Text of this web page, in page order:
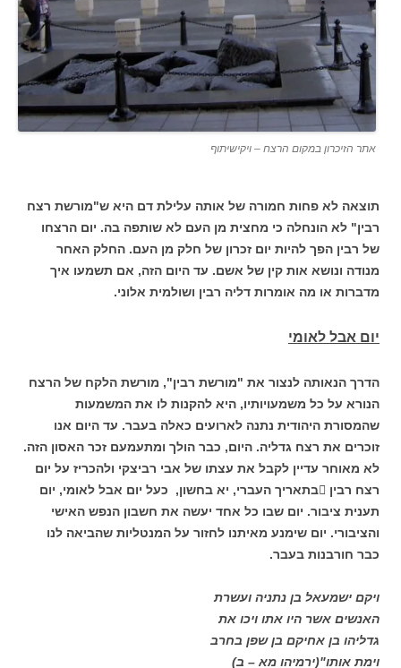
אתר הזיכרון במקום הרצח – ויקישיתוף
תוצאה לא פחות חמורה של אותה עלילת דם היא ש"מורשת רצח
רבין" לא הונחלה כי מחצית מן העם לא שותפה בה. יום הרצחו
של רבין הפך להיות יום זכרון של חלק מן העם. החלק האחר
מנודה ונושא אות קין של אשם. עד היום הזה, אם תשמעו איך
מדברות או מה אומרות דליה רבין ושולמית אלוני.
יום אבל לאומי
הדרך הנאותה לנצור את "מורשת רבין", מורשת הלקח של הרצח
הנורא על כל משמעויותיו, היא להקנות לו את המשמעות
שהמסורת היהודית נתנה לארועים כאלה בעבר. עד היום אנו
זוכרים את רצח גדליה. היום, כבר הולך ומתעמעם זכר האסון הזה.
לא מאוחר עדיין לקבל את עצתו של אבי רביצקי ולהכריז על יום
רצח רבין בתאריך העברי, יא בחשון, כעל יום אבל לאומי, יום
תענית ציבור. יום שבו כל אחד יעשה את חשבון הנפש האישי
והציבורי. יום שימנע מאיתנו לחזור על המנטליות שהביאה לנו
כבר חורבנות בעבר.
ויקם ישמעאל בן נתניה ועשרת
האנשים אשר היו אתו ויכו את
גדליהו בן אחיקם בן שפן בחרב
וימת אותו"(ירמיהו מא – ב)